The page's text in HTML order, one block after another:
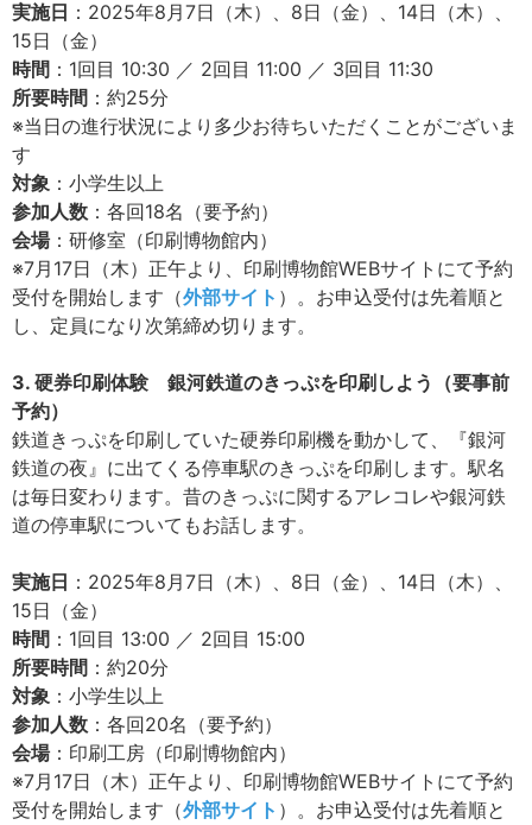
実施日 ：2025年8月7日（木）、8日（金）、14日（木）、
15日（金）
時間 ：1回目 10:30 ／ 2回目 11:00 ／ 3回目 11:30
所要時間 ：約25分
※当日の進行状況により多少お待ちいただくことがございま
す
対象 ：小学生以上
参加人数 ：各回18名（要予約）
会場：研修室（印刷博物館内）
※7月17日（木）正午より、印刷博物館WEBサイトにて予約
受付を開始します（外部サイト ）。お申込受付は先着順と
し、定員になり次第締め切ります。
3. 硬券印刷体験 銀河鉄道のきっぷを印刷しよう（要事前
予約）
鉄道きっぷを印刷していた硬券印刷機を動かして、『銀河
鉄道の夜』に出てくる停車駅のきっぷを印刷します。駅名
は毎日変わります。昔のきっぷに関するアレコレや銀河鉄
道の停車駅についてもお話します。
実施日 ：2025年8月7日（木）、8日（金）、14日（木）、
15日（金）
時間 ：1回目 13:00 ／ 2回目 15:00
所要時間 ：約20分
対象 ：小学生以上
参加人数 ：各回20名（要予約）
会場：印刷工房（印刷博物館内）
※7月17日（木）正午より、印刷博物館WEBサイトにて予約
受付を開始します（外部サイト ）。お申込受付は先着順と